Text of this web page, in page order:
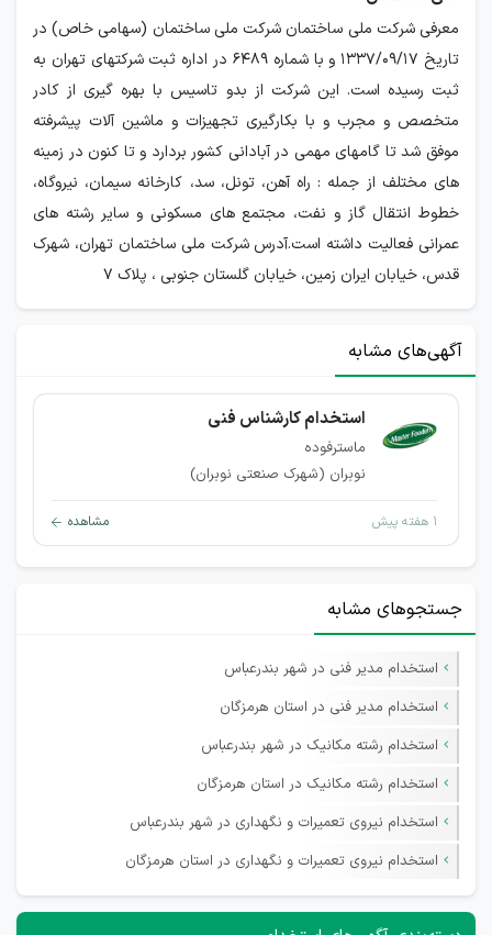
معرفی شرکت ملی ساختمان شرکت ملی ساختمان (سهامی خاص) در
تاریخ 1337/09/17 و با شماره 6489 در اداره ثبت شرکتهای تهران به
ثبت رسیده است. این شرکت از بدو تاسیس با بهره گیری از کادر
متخصص و مجرب و با بکارگیری تجهیزات و ماشین آلات پیشرفته
موفق شد تا گامهای مهمی در آبادانی کشور بردارد و تا کنون در زمینه
های مختلف از جمله : راه آهن، تونل، سد، کارخانه سیمان، نیروگاه،
خطوط انتقال گاز و نفت، مجتمع های مسکونی و سایر رشته های
عمرانی فعالیت داشته است.آدرس شرکت ملی ساختمان تهران، شهرک
قدس، خيابان ايران زمين، خيابان گلستان جنوبی ، پلاک 7
آگهی‌های مشابه
استخدام کارشناس فنی
ماسترفوده
نوبران (شهرک صنعتی نوبران)
۱ هفته پیش مشاهده
جستجوهای مشابه
استخدام مدیر فنی در شهر بندرعباس
استخدام مدیر فنی در استان هرمزگان
استخدام رشته مکانیک در شهر بندرعباس
استخدام رشته مکانیک در استان هرمزگان
استخدام نیروی تعمیرات و نگهداری در شهر بندرعباس
استخدام نیروی تعمیرات و نگهداری در استان هرمزگان